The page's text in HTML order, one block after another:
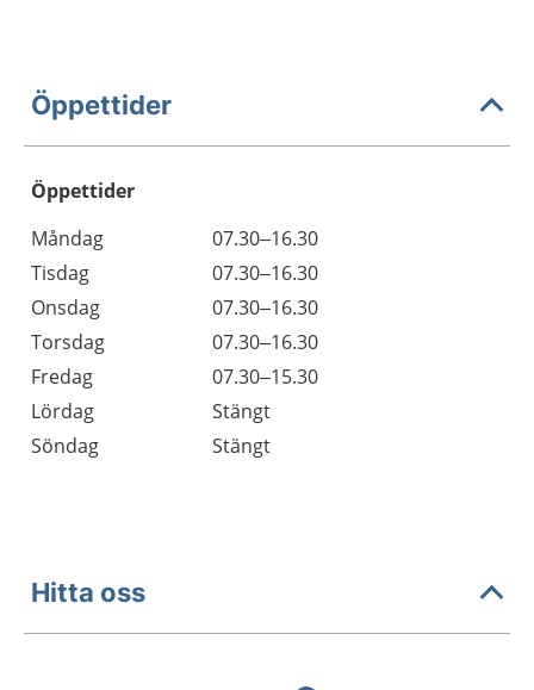
Öppettider
Öppettider
Dag
Öppettider
Kommentarer
Måndag
07.30–16.30
Tisdag
07.30–16.30
Onsdag
07.30–16.30
Torsdag
07.30–16.30
Fredag
07.30–15.30
Lördag
Stängt
Söndag
Stängt
Hitta oss